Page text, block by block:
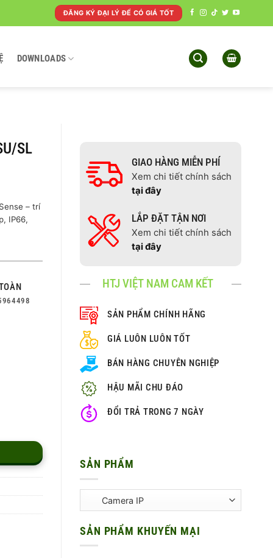
ĐĂNG KÝ ĐẠI LÝ ĐỂ CÓ GIÁ TỐT
DOWNLOADS
GIAO HÀNG MIỄN PHÍ
Xem chi tiết chính sách
tại đây
LẮP ĐẶT TẬN NƠI
Xem chi tiết chính sách
tại đây
HTJ VIỆT NAM CAM KẾT
SẢN PHẨM CHÍNH HÃNG
GIÁ LUÔN LUÔN TỐT
BÁN HÀNG CHUYÊN NGHIỆP
HẬU MÃI CHU ĐÁO
ĐỔI TRẢ TRONG 7 NGÀY
SẢN PHẨM
SẢN PHẨM KHUYẾN MẠI
SL
– trí
IP66,